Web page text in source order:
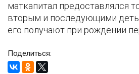
маткапитал предоставлялся
вторым и последующими
его получают при рождении
Поделиться: